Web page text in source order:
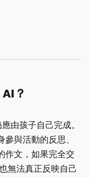
？
由孩子自己完成。
與活動的反思、
作文，如果完全交
無法真正反映自己